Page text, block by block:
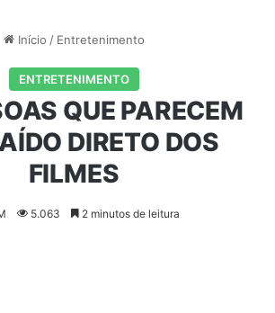
Início / Entretenimento
ENTRETENIMENTO
QUE PARECEM
DIRETO DOS
FILMES
5.063 2 minutos de leitura